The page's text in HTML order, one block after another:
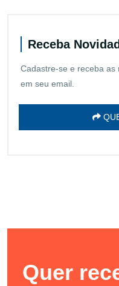
Receba
Cadastre-se e receba as
em seu email.
Quer